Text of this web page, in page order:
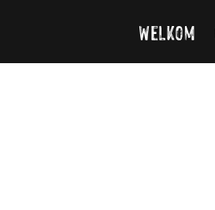
Welkom